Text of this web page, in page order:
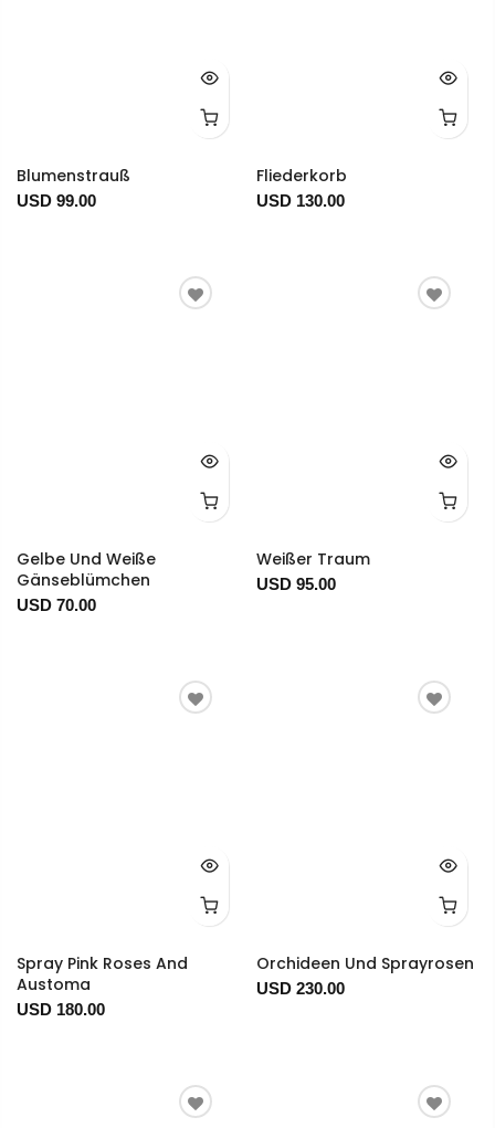
Blumenstrauß
USD 99.00
Fliederkorb
USD 130.00
Gelbe Und Weiße
Gänseblümchen
USD 70.00
Weißer Traum
USD 95.00
Spray Pink Roses And
Austoma
USD 180.00
Orchideen Und Sprayrosen
USD 230.00